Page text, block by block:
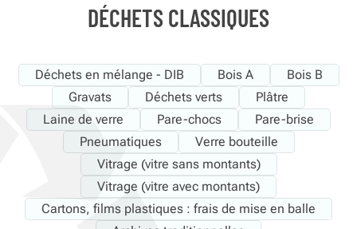
DÉCHETS CLASSIQUES
Déchets en mélange - DIB Bois A
Bois B
Gravats
Déchets verts
Plâtre
Laine de verre
Pare-chocs
Pare-brise
Pneumatiques
Verre bouteille
Vitrage (vitre sans montants)
Vitrage (vitre avec montants)
Cartons, films plastiques : frais de mise en balle